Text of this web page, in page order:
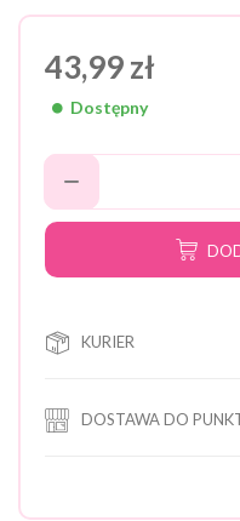
43,99 zł
Dostępny
KURIER
DOSTAWA DO